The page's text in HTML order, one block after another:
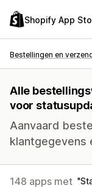
Shopify App
Bestellingen en
Alle
voor
Aanvaard
klantgegevens
148 apps met